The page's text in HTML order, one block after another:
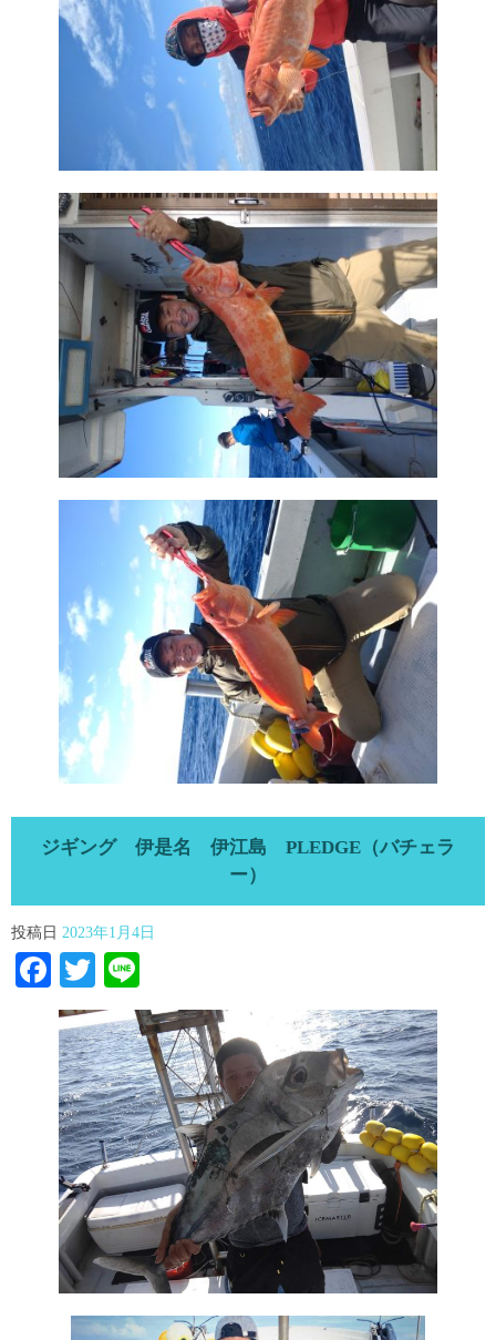
ジギング 伊是名 伊江島 PLEDGE（バチェラ
ー）
投稿日 2023年1月4日
Facebook
Twitter